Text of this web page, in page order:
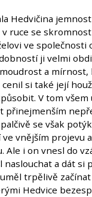
Hedvičina
ruce se
ve společnosti
ji velmi
a
si také její
V tom všem
přinejmenším
se však
vnějším projevu
Ale i on vnesl do
naslouchat a dát si
trpělivě
Hedvice